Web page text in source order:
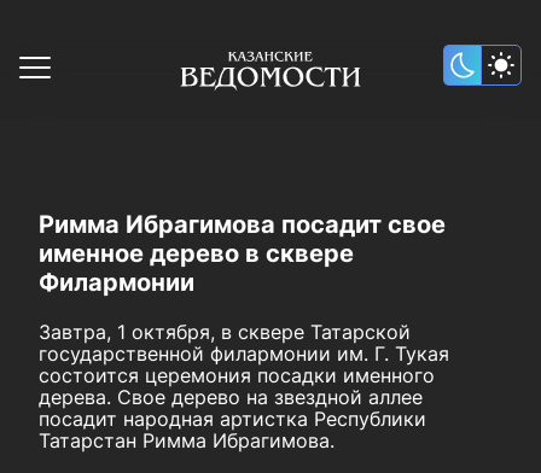
Римма Ибрагимова посадит свое
именное дерево в сквере
Филармонии
Завтра, 1 октября, в сквере Татарской
государственной филармонии им. Г. Тукая
состоится церемония посадки именного
дерева. Свое дерево на звездной аллее
посадит народная артистка Республики
Татарстан Римма Ибрагимова.